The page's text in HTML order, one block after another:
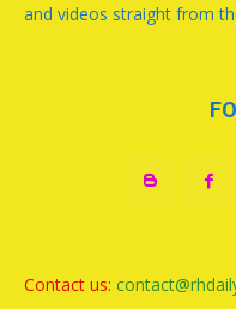
and videos straight from
Contact us: